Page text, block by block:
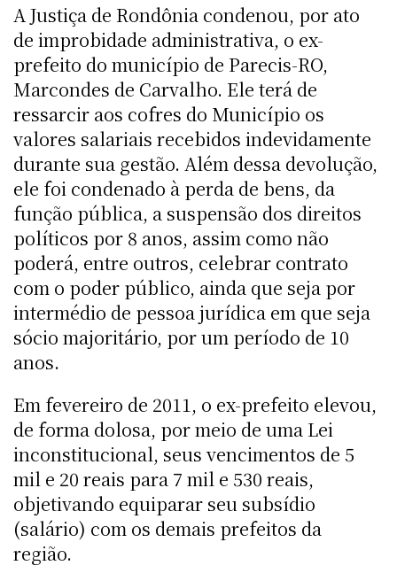
A Justiça de Rondônia condenou, por ato
de improbidade administrativa, o ex-
prefeito do município de Parecis-RO,
Marcondes de Carvalho. Ele terá de
ressarcir aos cofres do Município os
valores salariais recebidos indevidamente
durante sua gestão. Além dessa devolução,
ele foi condenado à perda de bens, da
função pública, a suspensão dos direitos
políticos por 8 anos, assim como não
poderá, entre outros, celebrar contrato
com o poder público, ainda que seja por
intermédio de pessoa jurídica em que seja
sócio majoritário, por um período de 10
anos.
Em fevereiro de 2011, o ex-prefeito elevou,
de forma dolosa, por meio de uma Lei
inconstitucional, seus vencimentos de 5
mil e 20 reais para 7 mil e 530 reais,
objetivando equiparar seu subsídio
(salário) com os demais prefeitos da
região.